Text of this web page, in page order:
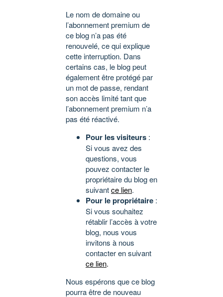
Le nom de domaine ou
l’abonnement premium de
ce blog n’a pas été
renouvelé, ce qui explique
cette interruption. Dans
certains cas, le blog peut
également être protégé par
un mot de passe, rendant
son accès limité tant que
l’abonnement premium n’a
pas été réactivé.
Pour les visiteurs :
Si vous avez des
questions, vous
pouvez contacter le
propriétaire du blog en
suivantce lien.
Pour le propriétaire :
Si vous souhaitez
rétablir l’accès à votre
blog, nous vous
invitons à nous
contacter en suivant
ce lien.
Nous espérons que ce blog
pourra être de nouveau